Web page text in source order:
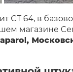
CT 64, в
магазине